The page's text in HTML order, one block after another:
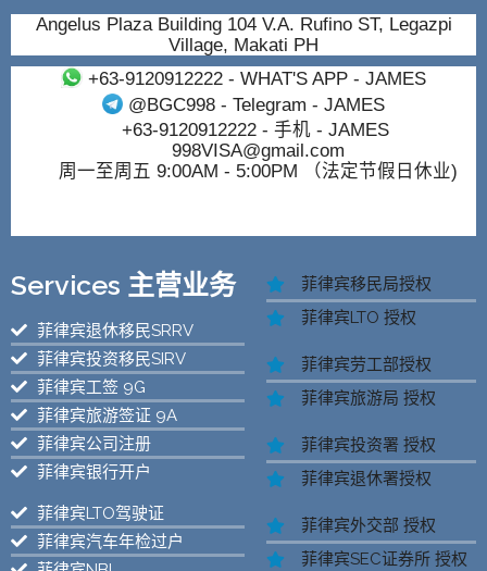
Angelus Plaza Building 104 V.A. Rufino ST, Legazpi
Village, Makati PH
+63-9120912222- WHAT'S APP - JAMES
@BGC998 - Telegram - JAMES
+63-9120912222- 手机 - JAMES
998VISA@gmail.com
周一至周五 9:00AM - 5:00PM （法定节假日休业)
Services 主营业务
菲律宾退休移民SRRV
菲律宾投资移民SIRV
菲律宾工签 9G
菲律宾旅游签证 9A
菲律宾公司注册
菲律宾银行开户
菲律宾LTO驾驶证
菲律宾汽车年检过户
菲律宾移民局授权
菲律宾LTO 授权
菲律宾劳工部授权
菲律宾旅游局 授权
菲律宾投资署 授权
菲律宾退休署授权
菲律宾外交部 授权
菲律宾SEC证券所 授权